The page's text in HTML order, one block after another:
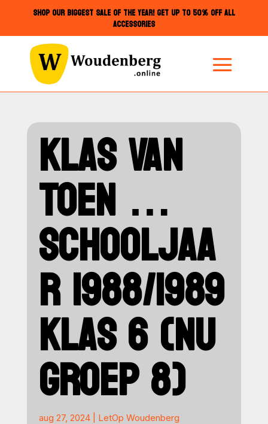
SHOP OUR BIGGEST SALE OF THE YEAR! GET UP TO 50% OFF ALL
ACCESSORIES
KLAS VAN
TOEN …
SCHOOLJAA
R 1988/1989
KLAS 6 (NU
GROEP 8)
aug 27, 2024| LetOp Woudenberg